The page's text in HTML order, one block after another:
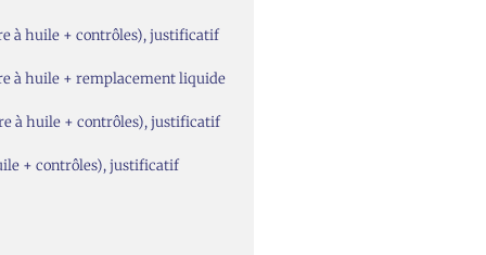
à huile + contrôles), justificatif
à huile + remplacement liquide
à huile + contrôles), justificatif
+ contrôles), justificatif